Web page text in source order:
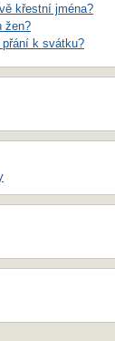
křestní jména?
žen?
k svátku?